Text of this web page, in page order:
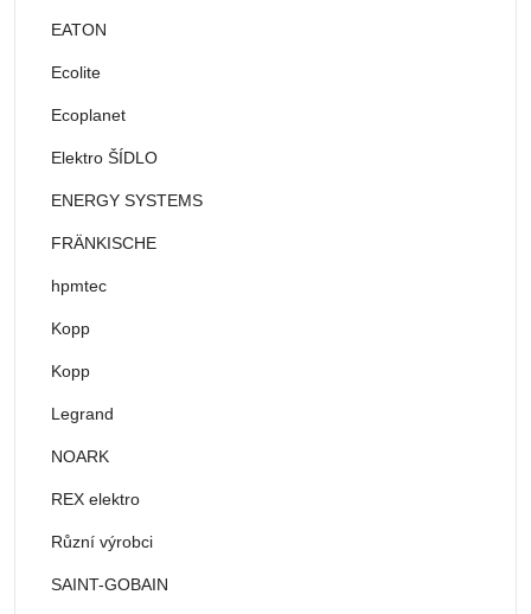
EATON
Ecolite
Ecoplanet
Elektro ŠÍDLO
ENERGY SYSTEMS
FRÄNKISCHE
hpmtec
Kopp
Kopp
Legrand
NOARK
REX elektro
Různí výrobci
SAINT-GOBAIN